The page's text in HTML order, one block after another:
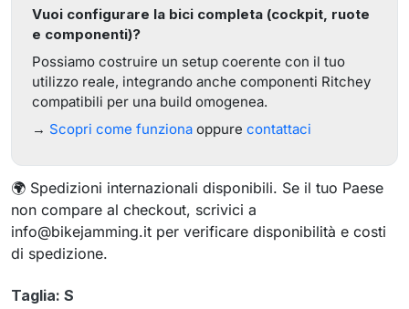
Vuoi configurare la bici completa (cockpit, ruote
e componenti)?
Possiamo costruire un setup coerente con il tuo
utilizzo reale, integrando anche componenti Ritchey
compatibili per una build omogenea.
→ Scopri come funziona oppure contattaci
🌍 Spedizioni internazionali disponibili. Se il tuo Paese
non compare al checkout, scrivici a
info@bikejamming.it per verificare disponibilità e costi
di spedizione.
Taglia: S